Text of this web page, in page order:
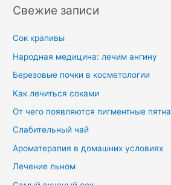
Свежие записи
Сок крапивы
Народная медицина: лечим ангину
Березовые почки в косметологии
Как лечиться соками
От чего появляются пигментные пятна
Слабительный чай
Ароматерапия в домашних условиях
Лечение льном